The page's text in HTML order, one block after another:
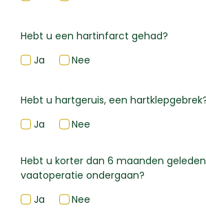
Hebt u een hartinfarct gehad?
Ja
Nee
Hebt u hartgeruis, een
Ja
Nee
Hebt u korter dan 6 maanden
vaatoperatie ondergaan?
Ja
Nee